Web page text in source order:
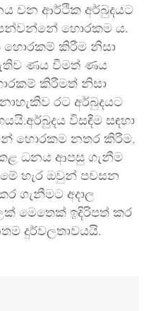
වන ආර්ථික අර්බුදයට
හොරකම ය.
හොරකම් කිරීම නිසා
ණය වීමත් ණය
කිරීමත් නිසා
රට අර්බුදයට
විසඳීම සඳහා
හොරකම නතර කිරීම,
ධනය ආපසු ගැනීම
හැර ඔවුන් පවසන
ගැනීමට අදාල
මෙතෙක් ඉදිරිපත් කර
දුර්වලතාවයයි.